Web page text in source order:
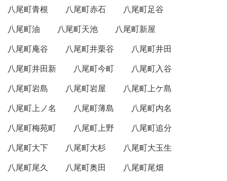
八尾町青根 八尾町赤石
八尾町足谷
八尾町油
八尾町天池
八尾町新屋
八尾町庵谷
八尾町井栗谷
八尾町井田
八尾町井田新
八尾町今町
八尾町入谷
八尾町岩島
八尾町岩屋
八尾町上ケ島
八尾町上ノ名
八尾町薄島
八尾町内名
八尾町梅苑町
八尾町上野
八尾町追分
八尾町大下
八尾町大杉
八尾町大玉生
八尾町尾久
八尾町奥田
八尾町尾畑